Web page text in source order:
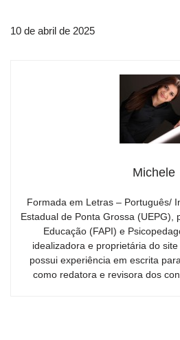
10 de abril de 2025
Michele
Formada em Letras – Português/
Estadual de Ponta Grossa (UEPG),
Educação (FAPI) e
idealizadora e proprietária do site
possui experiência em escrita
como redatora e revisora dos